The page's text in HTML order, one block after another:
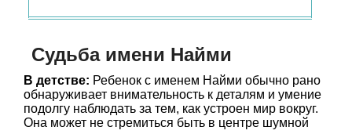
Судьба имени Найми
В детстве: Ребенок с именем Найми обычно рано
обнаруживает внимательность к деталям и умение
подолгу наблюдать за тем, как устроен мир вокруг.
Она может не стремиться быть в центре шумной